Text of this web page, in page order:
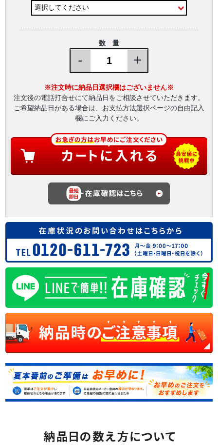
数 量
- +
※注文時に納品日選択欄はございません※
注文後の電話打合せにて納品日をご相談させていただきます。
ご希望納品日がある場合は、お支払方法選択ページの自由記入
欄にご入力ください。